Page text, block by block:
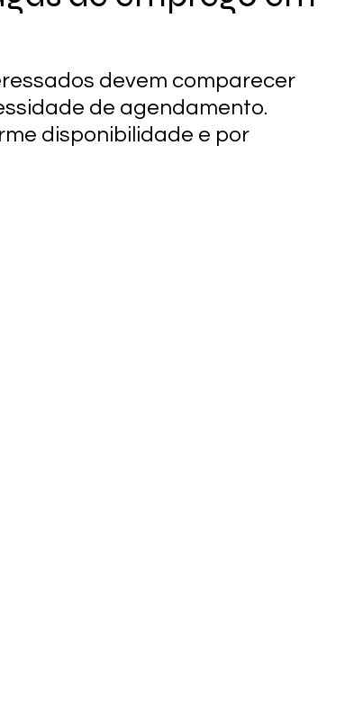
devem comparecer
de agendamento.
disponibilidade e por